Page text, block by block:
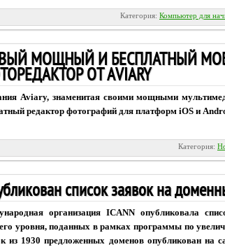
Категория: Компьютер для
МОЩНЫЙ И БЕСПЛАТНЫЙ
ОТ AVIARY
Aviary, знаменитая своими мощными
редактор фотографий для платформ iOS и
Категория:
список заявок на
организация ICANN опубликовала
уровня, поданных в рамках программы по
из 1930 предложенных доменов опубликован на